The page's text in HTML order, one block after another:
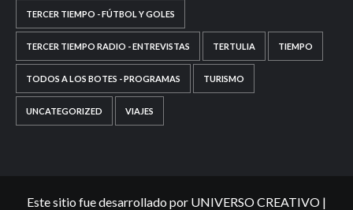
TERCER TIEMPO - FÚTBOL Y GOLES
TERCER TIEMPO RADIO - ENTREVISTAS TERTULIA TIEMPO
TODOS A LOS BOTES - PROGRAMAS TURISMO
UNCATEGORIZED VIAJES
Este sitio fue desarrollado por UNIVERSO CREATIVO |